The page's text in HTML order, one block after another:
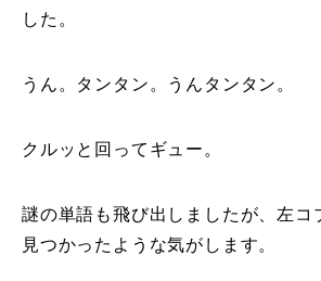
した。
うん。タンタン。うんタンタン。
クルッと回ってギュー。
謎の単語も飛び出しましたが、左コ
見つかったような気がします。